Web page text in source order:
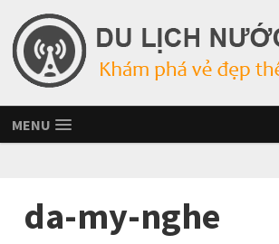
MENU
da-my-nghe